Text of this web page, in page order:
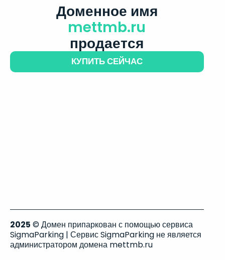
Доменное имя
mettmb.ru
продается
КУПИТЬ СЕЙЧАС
2025 © Домен припаркован с помощью сервиса
SigmaParking | Сервис SigmaParking не является
администратором домена mettmb.ru